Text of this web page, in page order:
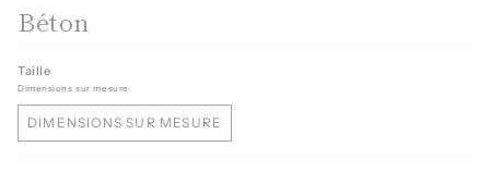
Béton
Taille
Dimensions sur mesure
DIMENSIONS SUR MESURE